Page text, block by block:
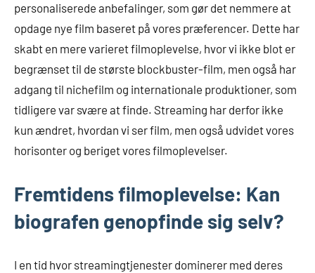
personaliserede anbefalinger, som gør det nemmere at
opdage nye film baseret på vores præferencer. Dette har
skabt en mere varieret filmoplevelse, hvor vi ikke blot er
begrænset til de største blockbuster-film, men også har
adgang til nichefilm og internationale produktioner, som
tidligere var svære at finde. Streaming har derfor ikke
kun ændret, hvordan vi ser film, men også udvidet vores
horisonter og beriget vores filmoplevelser.
Fremtidens filmoplevelse: Kan
biografen genopfinde sig selv?
I en tid hvor streamingtjenester dominerer med deres